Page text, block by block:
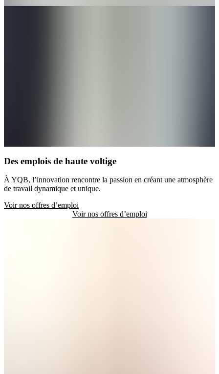
Des emplois de haute voltige
À YQB, l’innovation rencontre la passion en créant une atmosphère
de travail dynamique et unique.
Voir nos offres d’emploi